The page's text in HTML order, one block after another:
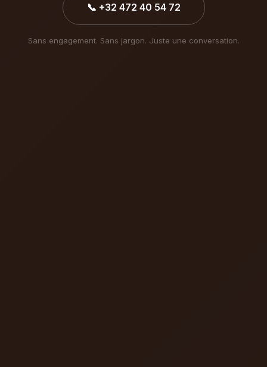
📞 +32 472 40 54 72
Sans engagement. Sans jargon. Juste une conversation.